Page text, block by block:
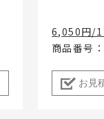
6,050円/1
商品番号
お見